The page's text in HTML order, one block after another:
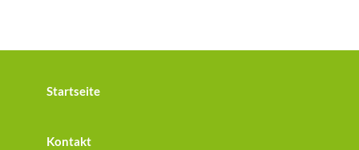
Startseite
Kontakt